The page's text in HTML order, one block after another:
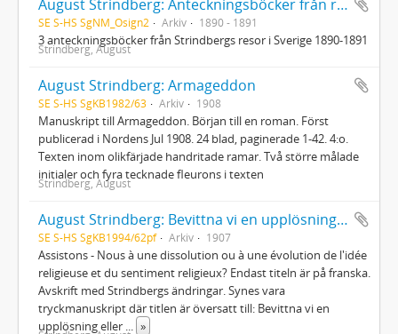
August Strindberg: Anteckningsböcker från resorna i Sverige
SE S-HS SgNM_Osign2 Arkiv 1890 - 1891
3 anteckningsböcker från Strindbergs resor i Sverige 1890-1891
Strindberg, August
August Strindberg: Armageddon
SE S-HS SgKB1982/63 Arkiv 1908
Manuskript till Armageddon. Början till en roman. Först
publicerad i Nordens Jul 1908. 24 blad, paginerade 1-42. 4:o.
Texten inom olikfärjade handritade ramar. Två större målade
initialer och fyra tecknade fleurons i texten
Strindberg, August
August Strindberg: Bevittna vi en upplösning eller en utveckling av den religiösa känslan?
SE S-HS SgKB1994/62pf Arkiv 1907
Assistons - Nous à une dissolution ou à une évolution de l'idée
religieuse et du sentiment religieux? Endast titeln är på franska.
Avskrift med Strindbergs ändringar. Synes vara
tryckmanuskript där titlen är översatt till: Bevittna vi en
upplösning eller
»